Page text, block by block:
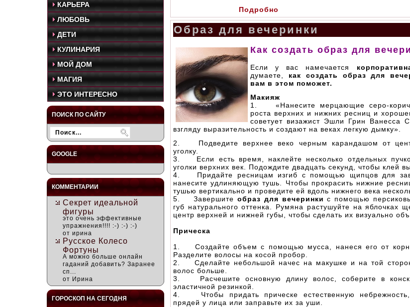
КАРЬЕРА
ЛЮБОВЬ
ДЕТИ
КУЛИНАРИЯ
МОЙ ДОМ
МАГИЯ
ЭТО ИНТЕРЕСНО
ПОИСК ПО САЙТУ
GOOGLE
КОММЕНТАРИИ
Секрет идеальной
фигуры
это очень эффективные
упражнения!!!! :-) :-) :-)
от ирина
Русское Колесо
Фортуны
А можно больше онлайн
гаданий добавить? Заранее
сп...
от Ирина
ГОРОСКОП НА СЕГОДНЯ
Подробно
Образ для вечеринки
Как создать образ для
Если у вас намечается
думаете,
как создать образ для
вам в этом поможет.
Макияж
1. «Нанесите мерцающие серо-
роста верхних и нижних ресниц и
советует визажист Эшли Грин
взгляду выразительность и создают на веках легкую дымку».
2. Подведите верхнее веко черным карандашом от
уголку.
3. Если есть время, наклейте несколько отдельных
уголки верхних век. Подождите двадцать секунд, чтобы клей
4. Придайте ресницам изгиб с помощью щипцов для
нанесите удлиняющую тушь. Чтобы прокрасить нижние
тушью вертикально и проведите ей вдоль нижнего века
5. Завершите образ для вечеринки с помощью
губ натурального оттенка. Румяна растушуйте на яблочках
центр верхней и нижней губы, чтобы сделать их визуально
Прическа
1. Создайте объем с помощью мусса, нанеся его от
Разделите волосы на косой пробор.
2. Сделайте небольшой начес на макушке и на той
волос больше.
3. Расчешите основную длину волос, соберите в
эластичной резинкой.
4. Чтобы придать прическе естественную небрежность,
прядей у лица или заправьте их за уши.